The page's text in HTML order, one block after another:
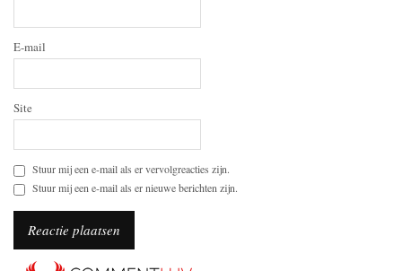
E-mail
Site
Stuur mij een e-mail als er vervolgreacties zijn.
Stuur mij een e-mail als er nieuwe berichten zijn.